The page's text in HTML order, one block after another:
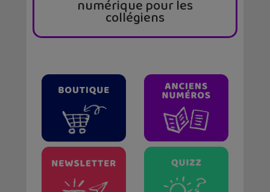
numérique pour les
collégiens